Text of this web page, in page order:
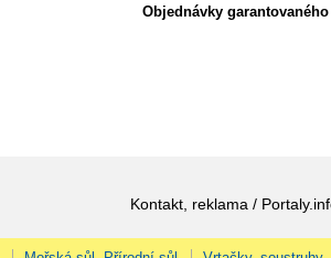
Objednávky
Kontakt, reklama /